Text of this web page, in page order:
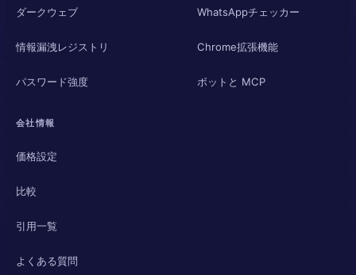
ダークウェブ
情報漏洩レジストリ
パスワード強度
WhatsAppチェッカー
Chrome拡張機能
ボットと MCP
会社情報
価格設定
比較
引用一覧
よくある質問